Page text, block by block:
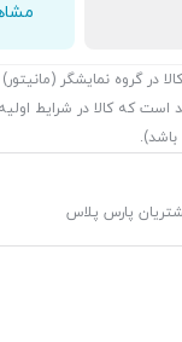
در گروه نمایشگر
است که کالا در شرایط
باشد).
پارس پلاس